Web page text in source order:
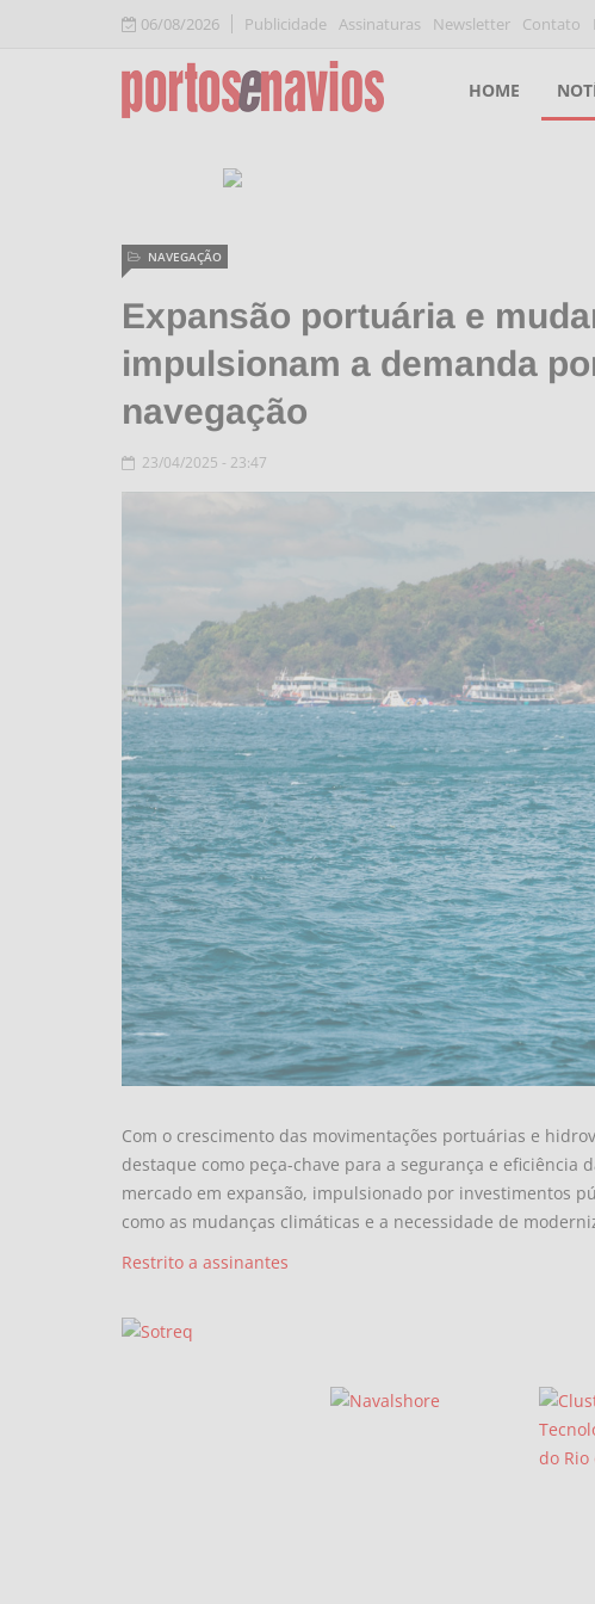
06/08/2026 Publicidade Assinaturas Newsletter Contato
HOME
Expansão portuária e
impulsionam a demanda
navegação
NAVEGAÇÃO
23/04/2025 - 23:47
Com o crescimento das movimentações portuárias e
destaque como peça-chave para a segurança e eficiência
mercado em expansão, impulsionado por investimentos
como as mudanças climáticas e a necessidade de
Restrito a assinantes